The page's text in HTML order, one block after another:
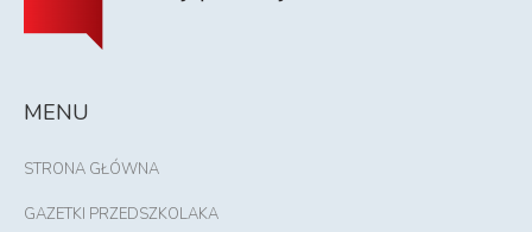
MENU
STRONA GŁÓWNA
GAZETKI PRZEDSZKOLAKA